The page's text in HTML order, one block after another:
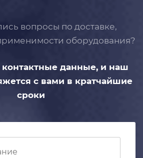
вопросы по доставке,
оборудования?
контактные данные, и наш
с вами в кратчайшие
сроки